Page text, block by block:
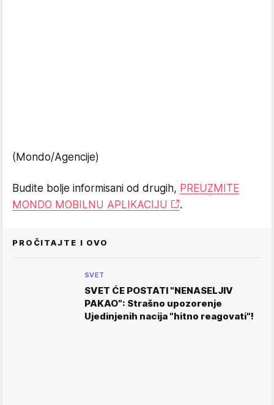
(Mondo/Agencije)
Budite bolje informisani od drugih, PREUZMITE
MONDO MOBILNU APLIKACIJU
.
PROČITAJTE I OVO
SVET
SVET ĆE POSTATI "NENASELJIV
PAKAO": Strašno upozorenje
Ujedinjenih nacija "hitno reagovati"!